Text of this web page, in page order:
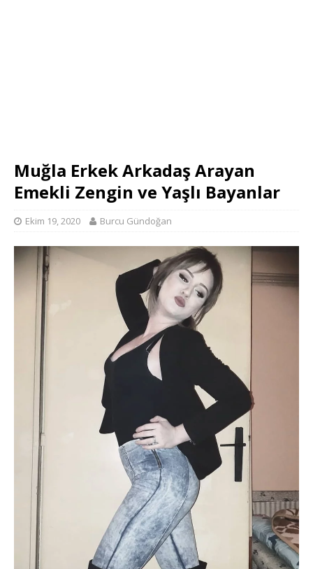
Muğla Erkek Arkadaş Arayan
Emekli Zengin ve Yaşlı Bayanlar
Ekim 19, 2020 Burcu Gündoğan